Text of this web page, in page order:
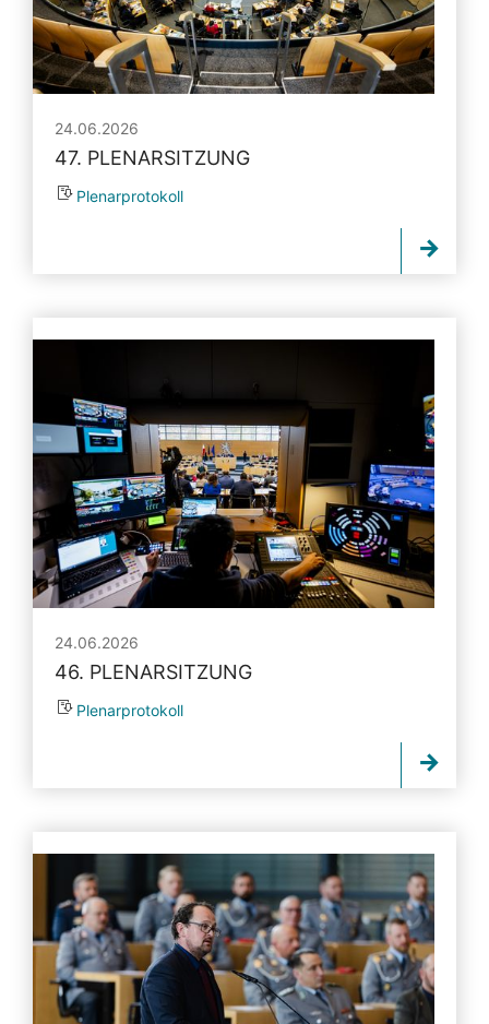
24.06.2026
47. PLENARSITZUNG
Plenarprotokoll
24.06.2026
46. PLENARSITZUNG
Plenarprotokoll